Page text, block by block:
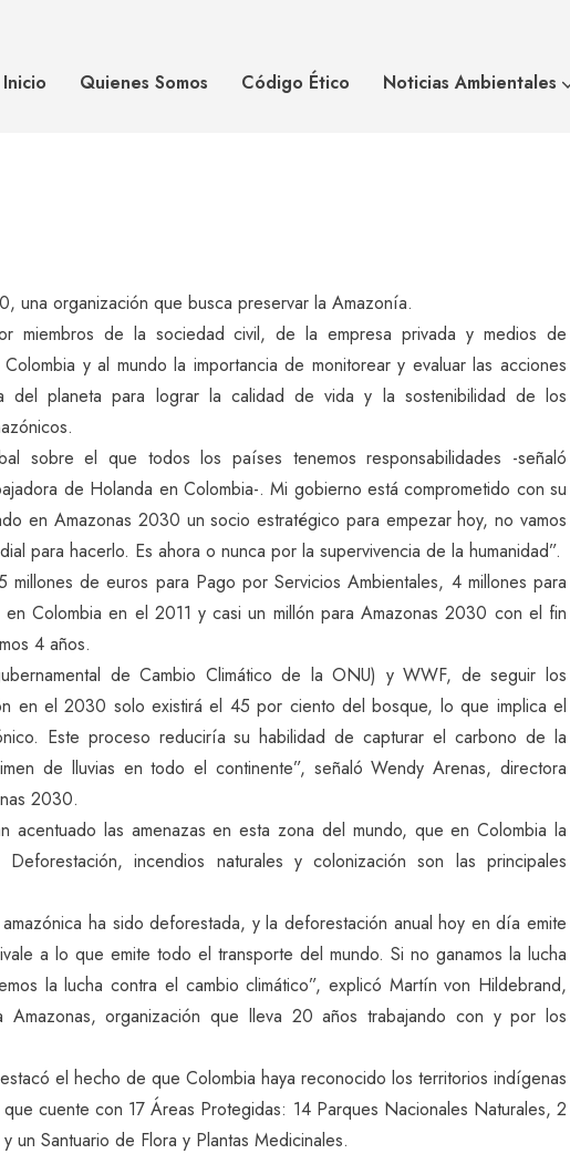
Inicio Quienes Somos Código Ético Noticias Ambientales
más atención a la Amazonía
una organización que busca preservar la Amazonía.
miembros de la sociedad civil, de la empresa privada y medios de
y al mundo la importancia de monitorear y evaluar las acciones
del planeta para lograr la calidad de vida y la sostenibilidad de los
sobre el que todos los países tenemos responsabilidades -señaló
de Holanda en Colombia-. Mi gobierno está comprometido con su
en Amazonas 2030 un socio estratégico para empezar hoy, no vamos
para hacerlo. Es ahora o nunca por la supervivencia de la humanidad”.
millones de euros para Pago por Servicios Ambientales, 4 millones para
Colombia en el 2011 y casi un millón para Amazonas 2030 con el fin
4 años.
de Cambio Climático de la ONU) y WWF, de seguir los
en el 2030 solo existirá el 45 por ciento del bosque, lo que implica el
Este proceso reduciría su habilidad de capturar el carbono de la
de lluvias en todo el continente”, señaló Wendy Arenas, directora
2030.
acentuado las amenazas en esta zona del mundo, que en Colombia la
Deforestación, incendios naturales y colonización son las principales
ha sido deforestada, y la deforestación anual hoy en día emite
a lo que emite todo el transporte del mundo. Si no ganamos la lucha
la lucha contra el cambio climático”, explicó Martín von Hildebrand,
Amazonas, organización que lleva 20 años trabajando con y por los
el hecho de que Colombia haya reconocido los territorios indígenas
cuente con 17 Áreas Protegidas: 14 Parques Nacionales Naturales, 2
un Santuario de Flora y Plantas Medicinales.